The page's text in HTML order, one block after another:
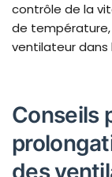
contrôle de la
de température,
ventilateur dans
Conseils
des